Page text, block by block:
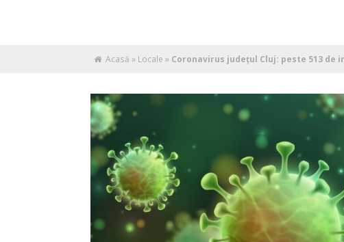
Acasă » Locale » Coronavirus județul Cluj: peste 513 de